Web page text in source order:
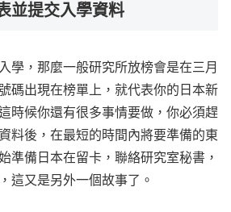
並提交入學資料
學，那麼一般研究所放榜會是在三月
碼出現在榜單上，就代表你的日本新
時候你還有很多事情要做，你必須趕
料後，在最短的時間內將要準備的東
準備日本在留卡，聯絡研究室秘書，
這又是另外一個故事了。